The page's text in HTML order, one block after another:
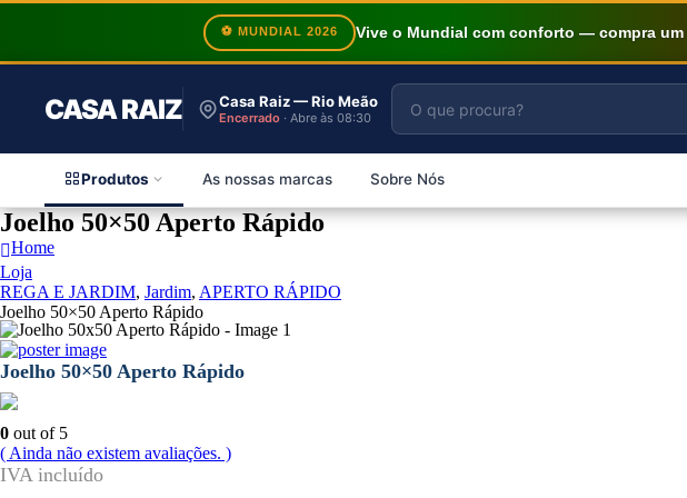
⚽ MUNDIAL 2026 Vive o Mundial com conforto — compra um
CASA RAIZ Casa Raiz — Rio Meão
Encerrado · Abre às 08:30
Produtos As nossas marcas Sobre Nós
Joelho 50×50 Aperto Rápido
Home
Loja
REGA E JARDIM, Jardim, APERTO RÁPIDO
Joelho 50×50 Aperto Rápido
Joelho 50×50 Aperto Rápido
0 out of 5
( Ainda não existem avaliações. )